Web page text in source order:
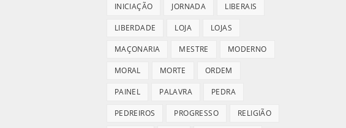
INICIAÇÃO JORNADA LIBERAIS
LIBERDADE LOJA LOJAS
MAÇONARIA MESTRE MODERNO
MORAL MORTE ORDEM
PAINEL PALAVRA PEDRA
PEDREIROS PROGRESSO RELIGIÃO